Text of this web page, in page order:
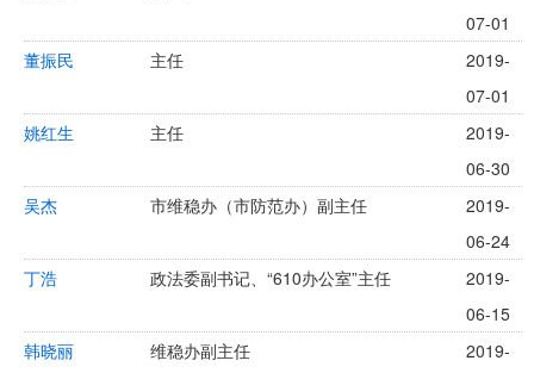
07-01
董振民
主任
2019-
07-01
姚红生
主任
2019-
06-30
吴杰
市维稳办（市防范办）副主任
2019-
06-24
丁浩
政法委副书记、“610办公室”主任
2019-
06-15
韩晓丽
维稳办副主任
2019-